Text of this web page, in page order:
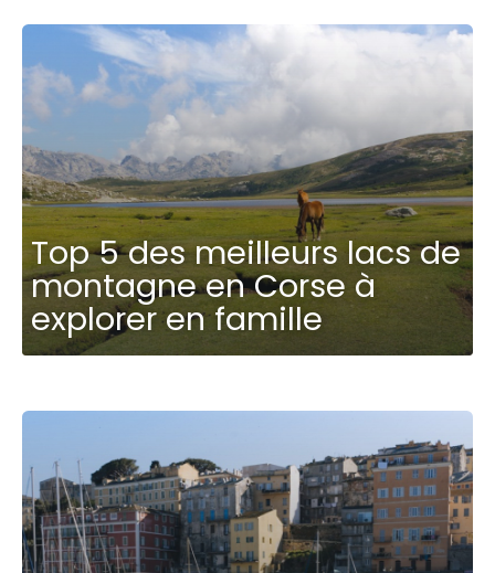
Top 5 des meilleurs lacs de
montagne en Corse à
explorer en famille